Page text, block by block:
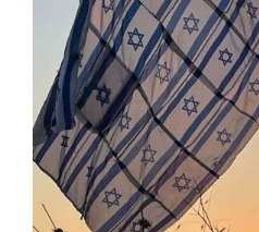
צעצועים וסביבה
פרויקט הדגל
הרצאות וסדנאות
אודות
צרו קשר
English